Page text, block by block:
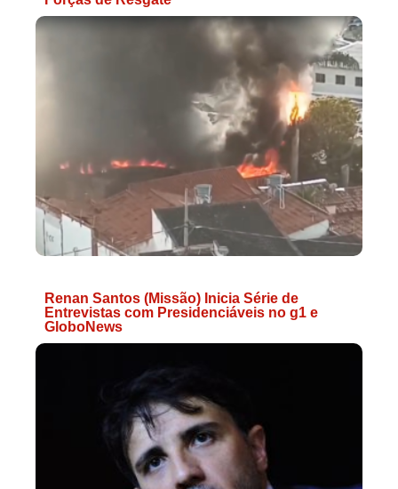
Renan Santos (Missão) Inicia Série de
Entrevistas com Presidenciáveis no g1 e
GloboNews